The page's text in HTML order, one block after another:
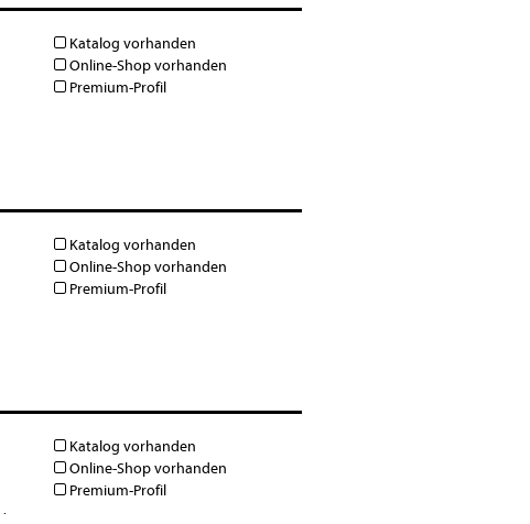
Katalog vorhanden
Online-Shop vorhanden
Premium-Profil
Katalog vorhanden
Online-Shop vorhanden
Premium-Profil
·
Katalog vorhanden
Online-Shop vorhanden
Premium-Profil